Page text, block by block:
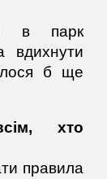
в парк
вдихнути
б ще
хто
правила